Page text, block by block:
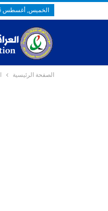
الخميس, أغسطس 6, 2026
الصفحة الرئيسية